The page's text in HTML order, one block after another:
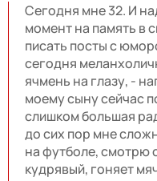
Сегодня мне 32. И
момент на память в
писать посты с
сегодня
ячмень на глазу, -
моему сыну сейчас
слишком большая
до сих пор мне
на футболе, смотрю
кудрявый, гоняет